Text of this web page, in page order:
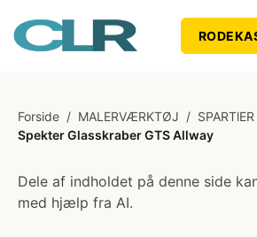
Forside / MALERVÆRKTØJ /
Spekter Glasskraber GTS Allway
Dele af indholdet på denne side
med hjælp fra AI.